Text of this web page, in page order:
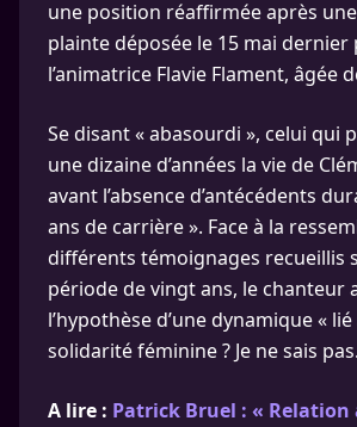
une position réaffirmée après
plainte déposée le 15 mai dernier
l’animatrice Flavie Flament, âgée
Se disant « abasourdi », celui qui
une dizaine d’années la vie de
avant l’absence d’antécédents
ans de carrière ». Face à la
différents témoignages recueillis
période de vingt ans, le chanteur
l’hypothèse d’une dynamique «
solidarité féminine ? Je ne sais
A lire : Patrick Bruel : « Relation